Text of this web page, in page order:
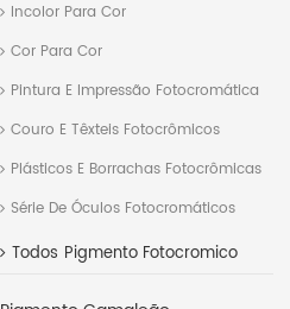
pigmento aroma de limão
perfumado
Incolor Para Cor
Cor Para Cor
Pintura E Impressão Fotocromática
Couro E Têxteis Fotocrômicos
Plásticos E Borrachas Fotocrômicas
Série De Óculos Fotocromáticos
Todos Pigmento Fotocromico